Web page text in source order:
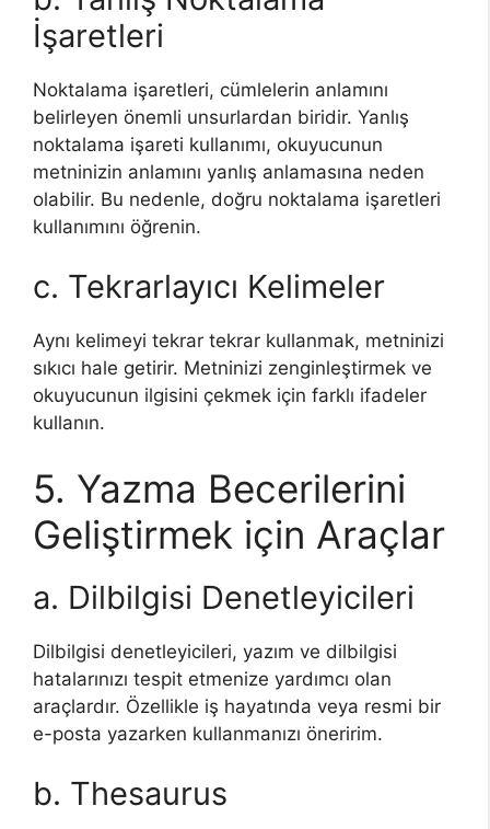
İşaretleri
Noktalama işaretleri, cümlelerin anlamını
belirleyen önemli unsurlardan biridir. Yanlış
noktalama işareti kullanımı, okuyucunun
metninizin anlamını yanlış anlamasına neden
olabilir. Bu nedenle, doğru noktalama işaretleri
kullanımını öğrenin.
c. Tekrarlayıcı Kelimeler
Aynı kelimeyi tekrar tekrar kullanmak, metninizi
sıkıcı hale getirir. Metninizi zenginleştirmek ve
okuyucunun ilgisini çekmek için farklı ifadeler
kullanın.
5. Yazma Becerilerini
Geliştirmek için Araçlar
a. Dilbilgisi Denetleyicileri
Dilbilgisi denetleyicileri, yazım ve dilbilgisi
hatalarınızı tespit etmenize yardımcı olan
araçlardır. Özellikle iş hayatında veya resmi bir
e-posta yazarken kullanmanızı öneririm.
b. Thesaurus